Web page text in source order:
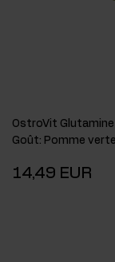
OstroVit
Goût: Pomme verte
14,49 EUR